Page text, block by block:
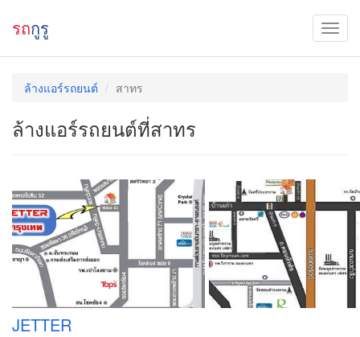
รถกูรู
ล้างแอร์รถยนต์ สาทร
ล้างแอร์รถยนต์ที่สาทร
JETTER